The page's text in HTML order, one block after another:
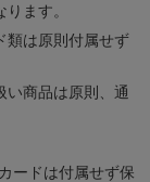
ます。
類は原則付属せず
い商品は原則、通
ードは付属せず保